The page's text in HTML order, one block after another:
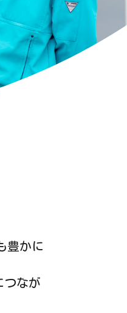
豊かに
つなが